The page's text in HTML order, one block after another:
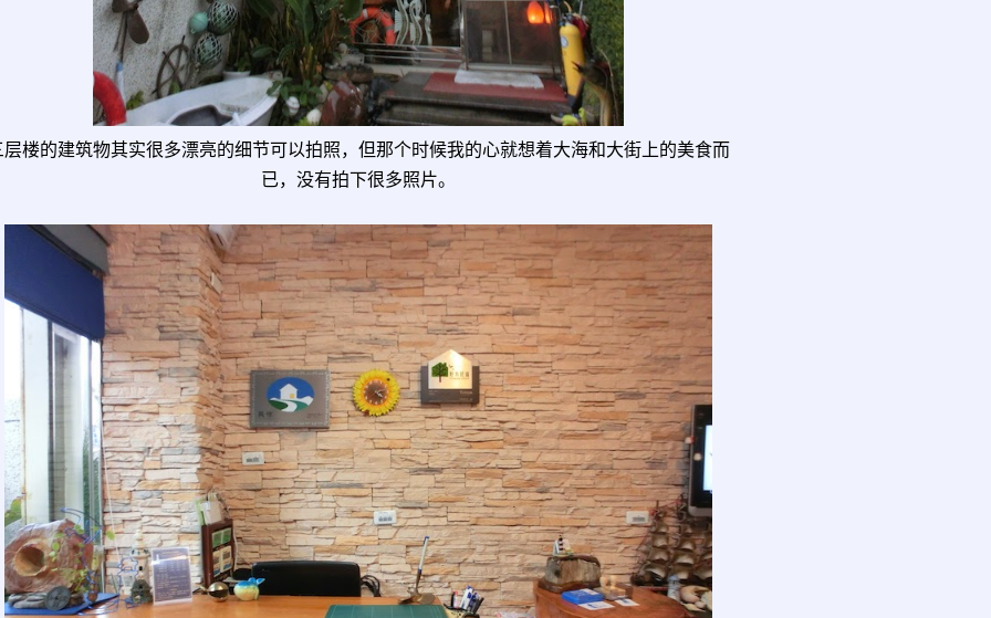
层楼的建筑物其实很多漂亮的细节可以拍照，但那个时候我的心就想着大海和大街上的美食而
已，没有拍下很多照片。